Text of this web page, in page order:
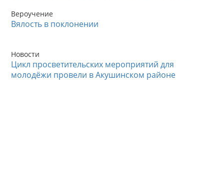
Вероучение
Вялость в поклонении
Новости
Цикл просветительских мероприятий для
молодёжи провели в Акушинском районе